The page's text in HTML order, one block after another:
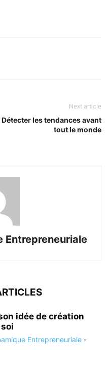
Next article
Détecter les tendances avant
tout le monde
Entrepreneuriale
idée de création
Entrepreneuriale -